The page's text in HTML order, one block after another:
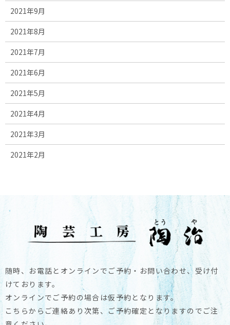
2021年9月
2021年8月
2021年7月
2021年6月
2021年5月
2021年4月
2021年3月
2021年2月
随時、お電話とオンラインでご予約・お問い合わせ、受け付
けております。
オンラインでご予約の場合は仮予約となります。
こちらからご連絡あり次第、ご予約確定となりますのでご注